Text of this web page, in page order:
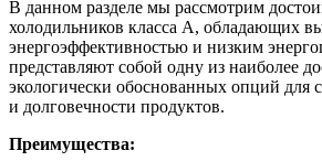
В данном разделе мы рассмотрим
холодильников класса А, обладающих
энергоэффективностью и низким
представляют собой одну из наиболее
экологически обоснованных опций для
и долговечности продуктов.
Преимущества: